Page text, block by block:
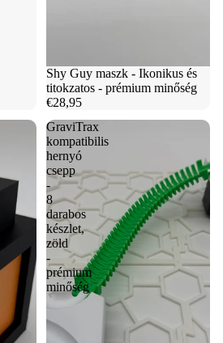
Shy Guy maszk - Ikonikus és
titokzatos - prémium minőség
€28,95
GraviTrax
kompatibilis
hernyó
csepp
-
8
darabos
készlet,
zöld
-
prémium
minőség